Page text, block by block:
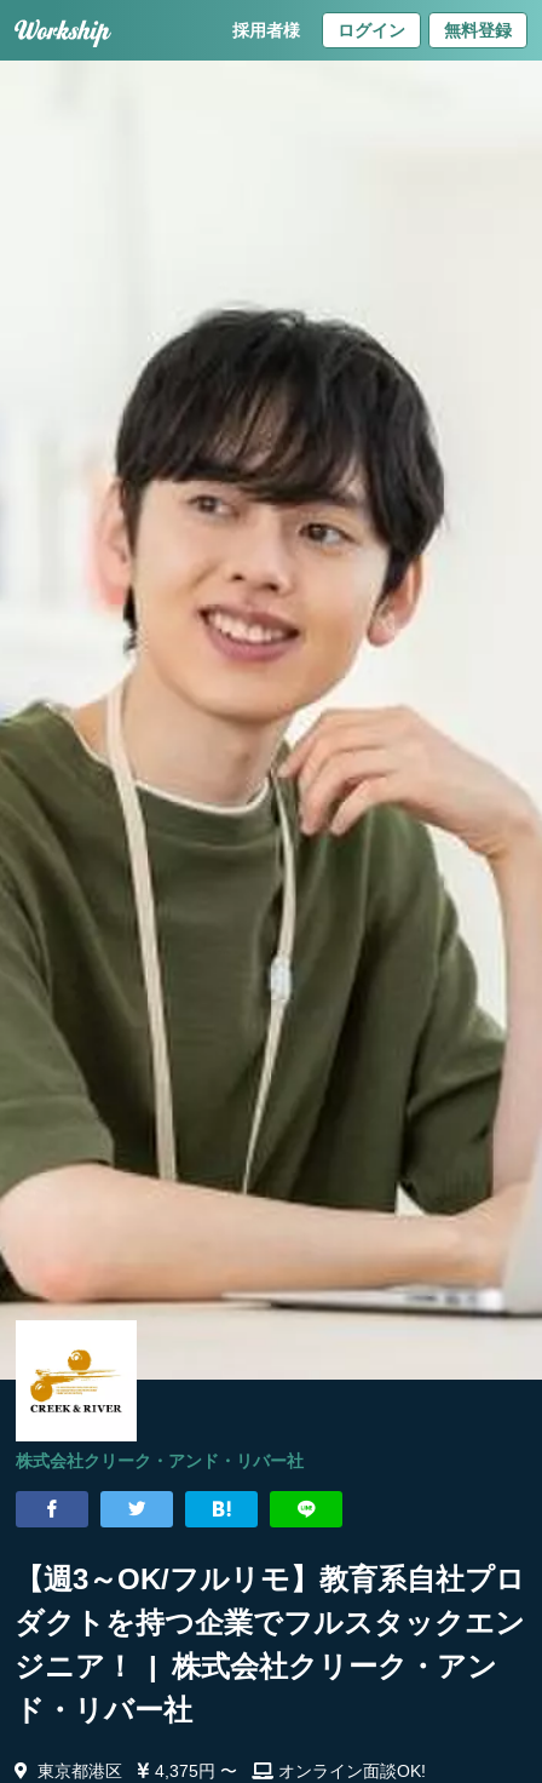
採用者様 ログイン 無料登録
株式会社クリーク・アンド・リバー社
【週3～OK/フルリモ】教育系自社プロ
ダクトを持つ企業でフルスタックエン
ジニア！ | 株式会社クリーク・アン
ド・リバー社
東京都港区 4,375円 〜 オンライン面談OK!